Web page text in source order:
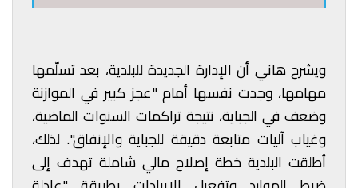
ويشرح هاني أن الإدارة الجديدة للبلدية، بعد تسلّمها
مهامها، وجدت نفسها أمام "عجز كبير في الموازنة
وضعف في الجباية، نتيجة تراكمات السنوات الماضية،
وغياب آليات متابعة دقيقة للجباية والإنفاق". لذلك،
أطلقت البلدية خطة إصلاح مالي شاملة تهدف إلى